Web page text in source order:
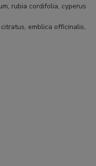
rubia cordifolia, cyperus
emblica officinalis,